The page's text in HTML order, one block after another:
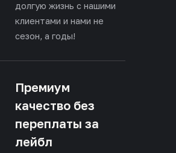
долгую жизнь с нашими
клиентами и нами не
сезон, а годы!
Премиум
качество без
переплаты за
лейбл